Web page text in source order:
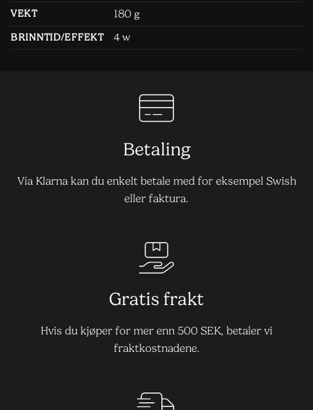
VEKT 180 g
BRINNTID/EFFEKT
4 w
Betaling
Via Klarna kan du enkelt betale med for eksempel Swish
eller faktura.
Gratis frakt
Hvis du kjøper for mer enn 500 SEK, betaler vi
fraktkostnadene.